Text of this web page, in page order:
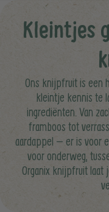
Kleintjes
Ons knijpfruit is een
kleintje kennis te
ingrediënten. Van
framboos tot
aardappel – er is voor
voor onderweg,
Organix knijpfruit